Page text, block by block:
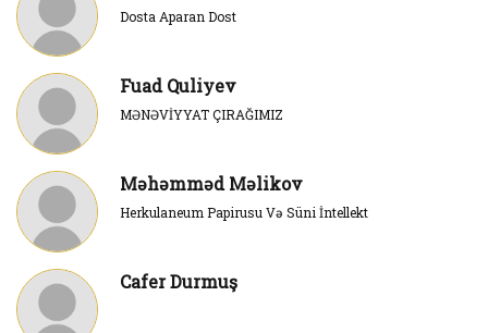
Dosta Aparan Dost
Fuad Quliyev
MƏNƏVİYYAT ÇIRAĞIMIZ
Məhəmməd Məlikov
Herkulaneum Papirusu Və Süni İntellekt
Cafer Durmuş